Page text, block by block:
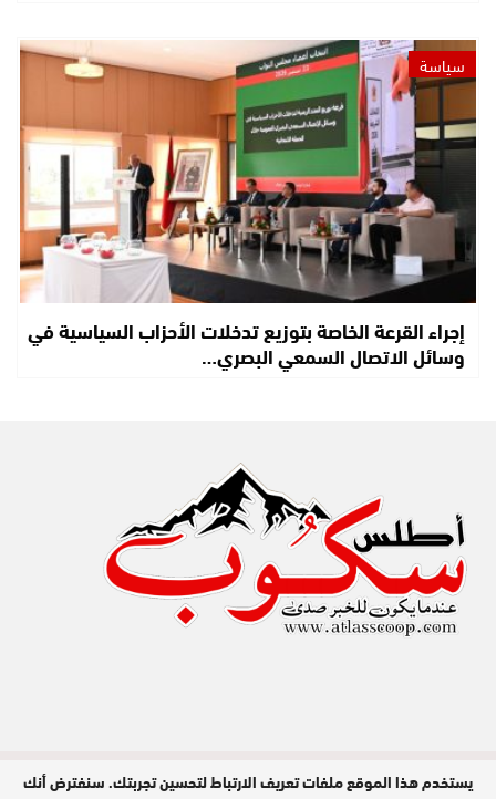
سياسة
إجراء القرعة الخاصة بتوزيع تدخلات الأحزاب السياسية في
وسائل الاتصال السمعي البصري…
مدير النشر : عبد الله عزي / جميع الحقوق
يستخدم هذا الموقع ملفات تعريف الارتباط لتحسين تجربتك. سنفترض أنك